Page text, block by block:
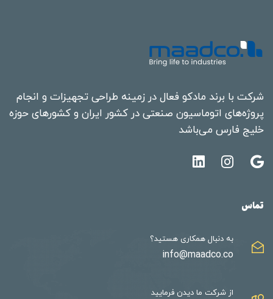
شرکت با برند مادکو فعال در زمینه طراحی تجهیزات و انجام
پروژه‌های اتوماسیون صنعتی در کشور ایران و کشورهای حوزه
خلیج فارس می‌باشد
تماس
به دنبال همکاری هستید؟
info@maadco.co
از شرکت ما دیدن فرمایید